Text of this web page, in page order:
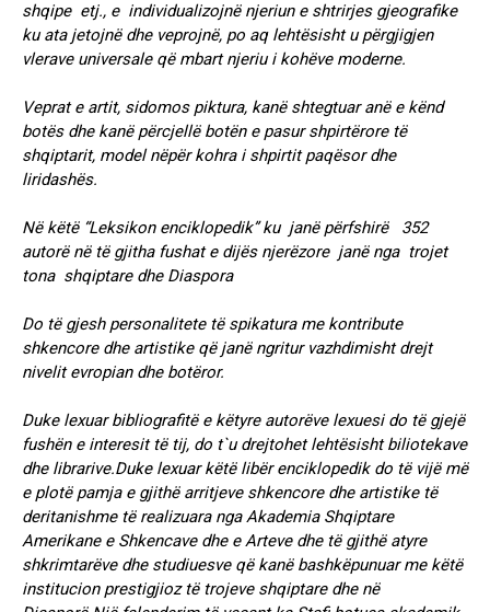
shqipe etj., e individualizojnë njeriun e shtrirjes gjeografike
ku ata jetojnë dhe veprojnë, po aq lehtësisht u përgjigjen
vlerave universale që mbart njeriu i kohëve moderne.
Veprat e artit, sidomos piktura, kanë shtegtuar anë e kënd
botës dhe kanë përcjellë botën e pasur shpirtërore të
shqiptarit, model nëpër kohra i shpirtit paqësor dhe
liridashës.
Në këtë “Leksikon enciklopedik” ku janë përfshirë 352
autorë në të gjitha fushat e dijës njerëzore janë nga trojet
tona shqiptare dhe Diaspora
Do të gjesh personalitete të spikatura me kontribute
shkencore dhe artistike që janë ngritur vazhdimisht drejt
nivelit evropian dhe botëror.
Duke lexuar bibliografitë e këtyre autorëve lexuesi do të gjejë
fushën e interesit të tij, do t`u drejtohet lehtësisht biliotekave
dhe librarive.Duke lexuar këtë libër enciklopedik do të vijë më
e plotë pamja e gjithë arritjeve shkencore dhe artistike të
deritanishme të realizuara nga Akademia Shqiptare
Amerikane e Shkencave dhe e Arteve dhe të gjithë atyre
shkrimtarëve dhe studiuesve që kanë bashkëpunuar me këtë
institucion prestigjioz të trojeve shqiptare dhe në